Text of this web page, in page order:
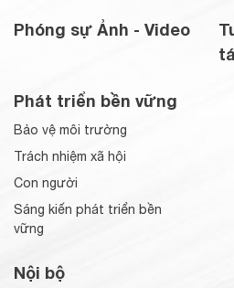
Phóng sự Ảnh - Video
Phát triển bền vững
Bảo vệ môi trường
Trách nhiệm xã hội
Con người
Sáng kiến phát triển bền
vững
Nội bộ